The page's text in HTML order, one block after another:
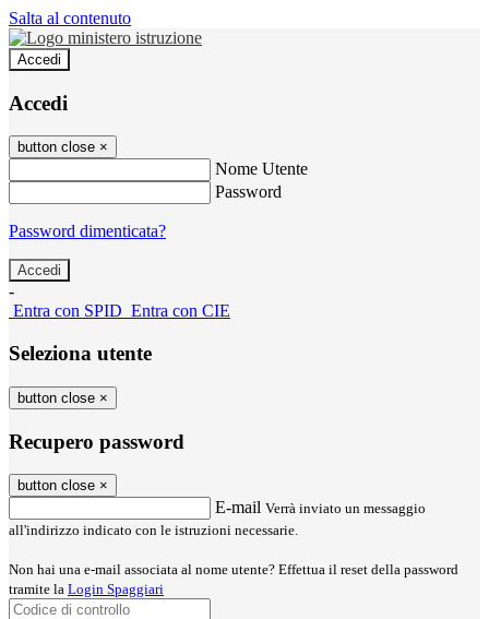
Salta al contenuto
Accedi
Accedi
button close ×
Nome Utente
Password
Password dimenticata?
-
Entra con SPID Entra con CIE
Seleziona utente
button close ×
Recupero password
button close ×
E-mail Verrà inviato un messaggio
all'indirizzo indicato con le istruzioni necessarie.
Non hai una e-mail associata al nome utente? Effettua il reset della password
tramite la Login Spaggiari